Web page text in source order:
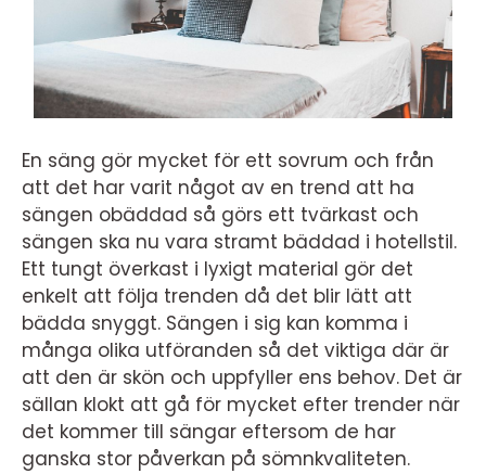
En säng gör mycket för ett sovrum och från
att det har varit något av en trend att ha
sängen obäddad så görs ett tvärkast och
sängen ska nu vara stramt bäddad i hotellstil.
Ett tungt överkast i lyxigt material gör det
enkelt att följa trenden då det blir lätt att
bädda snyggt. Sängen i sig kan komma i
många olika utföranden så det viktiga där är
att den är skön och uppfyller ens behov. Det är
sällan klokt att gå för mycket efter trender när
det kommer till sängar eftersom de har
ganska stor påverkan på sömnkvaliteten.